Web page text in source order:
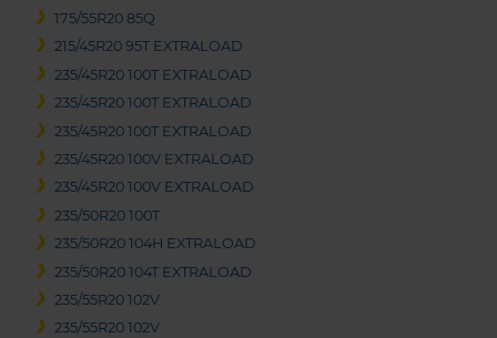
175/55R20 85Q
215/45R20 95T EXTRALOAD
235/45R20 100T EXTRALOAD
235/45R20 100T EXTRALOAD
235/45R20 100T EXTRALOAD
235/45R20 100V EXTRALOAD
235/45R20 100V EXTRALOAD
235/50R20 100T
235/50R20 104H EXTRALOAD
235/50R20 104T EXTRALOAD
235/55R20 102V
235/55R20 102V